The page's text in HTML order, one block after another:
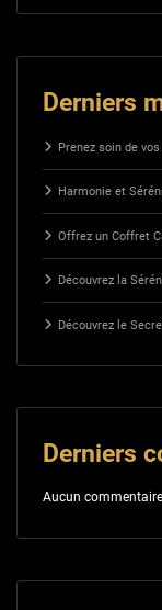
Derniers
Prenez soin de
Harmonie et
Offrez un Coffret
Découvrez la
Découvrez le
Derniers
Aucun